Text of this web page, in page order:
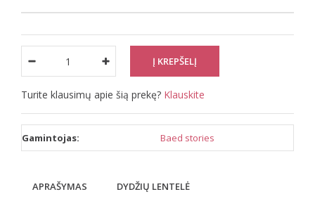
Turite klausimų apie šią prekę? Klauskite
Gamintojas: Baed stories
APRAŠYMAS DYDŽIŲ LENTELĖ